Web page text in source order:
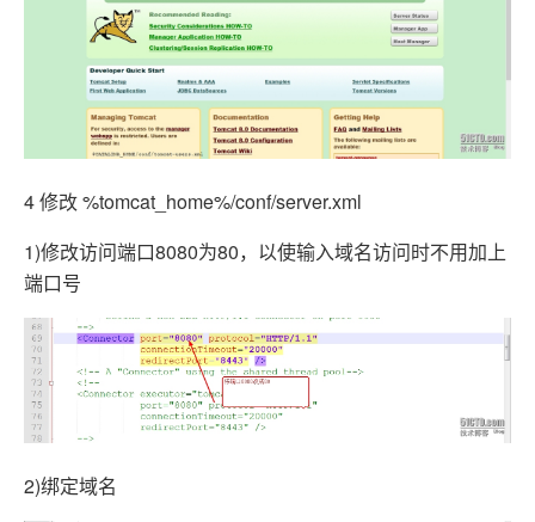
4 修改 %tomcat_home%/conf/server.xml
1)修改访问端口8080为80，以使输入域名访问时不用加上
端口号
2)绑定域名